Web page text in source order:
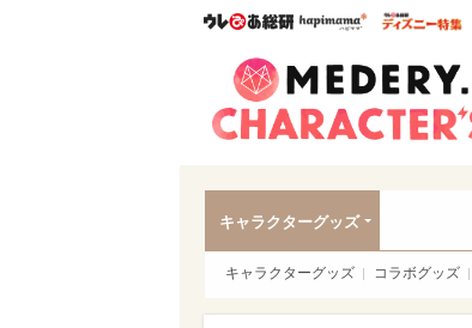
ウレぴあ総研ハピママ*
キャラクターグッズ
キャラクターグッズ コラボグッズ